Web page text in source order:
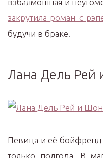
закрутила роман с
будучи в браке.
Лана Дель Рей
Певица и её
только полгода. В